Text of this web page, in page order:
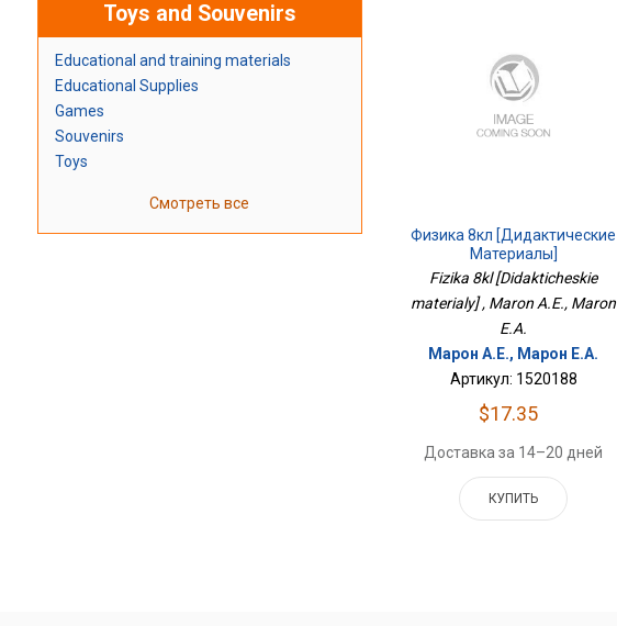
Toys and Souvenirs
Educational and training materials
Educational Supplies
Games
Souvenirs
Toys
Смотреть все
Физика 8кл [Дидактические
Материалы]
Fizika 8kl [Didakticheskie
materialy] , Maron A.E., Maron
E.A.
Марон А.Е., Марон Е.А.
Артикул: 1520188
$17.35
Доставка за 14–20 дней
КУПИТЬ